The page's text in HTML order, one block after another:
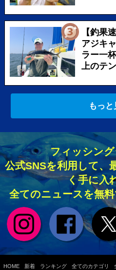
【釣果
アジキ
ラー一
上のテ
もっと
フィッシン
公式SNSを利用して、
く手に入
全てのニュースを無
HOME 新着 ランキング 全てのカテゴリ